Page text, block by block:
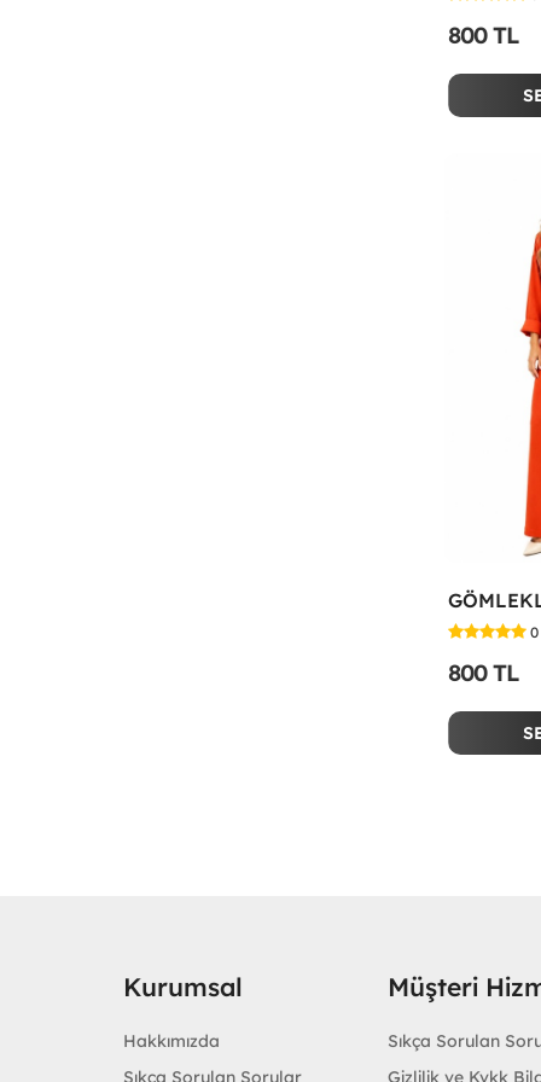
800 TL
0
800 TL
Kurumsal
Hakkımızda
Sıkça Sorulan Sorular
Müşteri
Sıkça Sorulan
Gizlilik ve Kvkk